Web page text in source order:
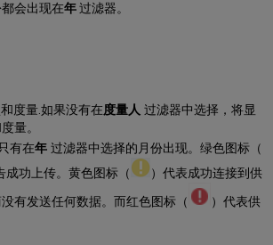
都会出现在年过滤器。
度量.如果没有在度量人 过滤器中选择，将显
量。
有在年过滤器中选择的月份出现。绿色图标（
成功上传。黄色图标（
）代表成功连接到供
有发送任何数据。而红色图标（
）代表供